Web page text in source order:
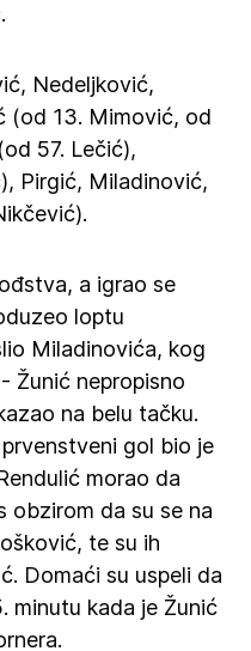
Nedeljković,
(od 13. Mimović, od
57. Lečić),
Pirgić, Miladinović,
a igrao se
loptu
Miladinovića, kog
Žunić nepropisno
na belu tačku.
gol bio je
morao da
obzirom da su se na
te su ih
Domaći su uspeli da
minutu kada je Žunić